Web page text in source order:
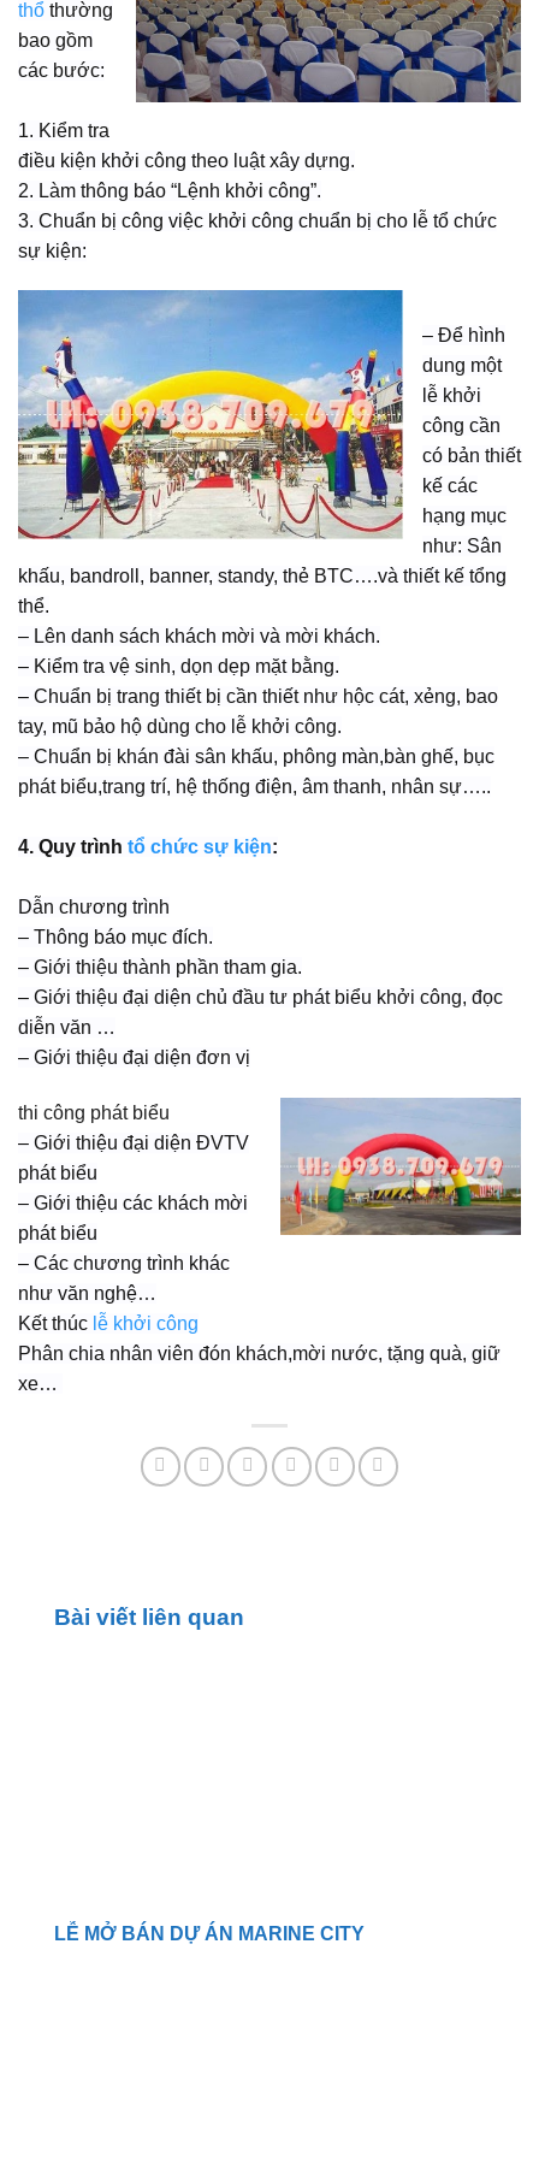
thổ thường
bao gồm
các bước:
1. Kiểm tra
điều kiện khởi công theo luật xây dựng.
2. Làm thông báo “Lệnh khởi công”.
3. Chuẩn bị công việc khởi công chuẩn bị cho lễ tổ chức
sự kiện:
– Để hình
dung một
lễ khởi
công cần
có bản thiết
kế các
hạng mục
như: Sân
khấu, bandroll, banner, standy, thẻ BTC….và thiết kế tổng
thể.
– Lên danh sách khách mời và mời khách.
– Kiểm tra vệ sinh, dọn dẹp mặt bằng.
– Chuẩn bị trang thiết bị cần thiết như hộc cát, xẻng, bao
tay, mũ bảo hộ dùng cho lễ khởi công.
– Chuẩn bị khán đài sân khấu, phông màn,bàn ghế, bục
phát biểu,trang trí, hệ thống điện, âm thanh, nhân sự…..
4. Quy trình tổ chức sự kiện:
Dẫn chương trình
– Thông báo mục đích.
– Giới thiệu thành phần tham gia.
– Giới thiệu đại diện chủ đầu tư phát biểu khởi công, đọc
diễn văn …
– Giới thiệu đại diện đơn vị
thi công phát biểu
– Giới thiệu đại diện ĐVTV
phát biểu
– Giới thiệu các khách mời
phát biểu
– Các chương trình khác
như văn nghệ…
Kết thúc lễ khởi công
Phân chia nhân viên đón khách,mời nước, tặng quà, giữ
xe…
Bài viết liên quan
LỄ MỞ BÁN DỰ ÁN MARINE CITY